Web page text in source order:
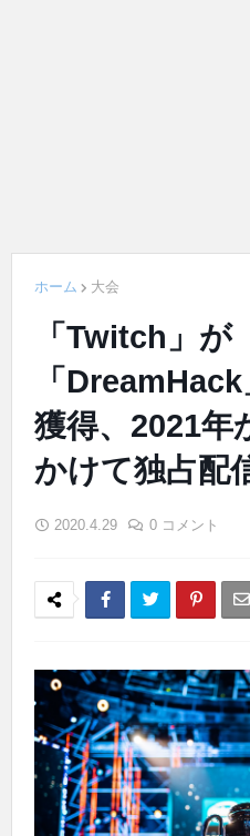
ホーム 大会
「Twitch」が
「
獲得、2021年
かけて独占配
2020.4.29 0 コメント